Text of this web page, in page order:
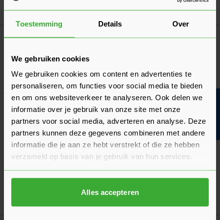
Toestemming Details Over
We gebruiken cookies
We gebruiken cookies om content en advertenties te
personaliseren, om functies voor social media te bieden
en om ons websiteverkeer te analyseren. Ook delen we
informatie over je gebruik van onze site met onze
partners voor social media, adverteren en analyse. Deze
partners kunnen deze gegevens combineren met andere
informatie die je aan ze hebt verstrekt of die ze hebben
verzameld op basis van je gebruik van hun services.
Alles accepteren
In
Novus Dahle Handtacker J-25
Goed voorbereid aan de slag
Algemeen
Wanneer gebruik je welke folie tape?
en schade aan je constructie.
Laatst gewijzigd: Februari 2026